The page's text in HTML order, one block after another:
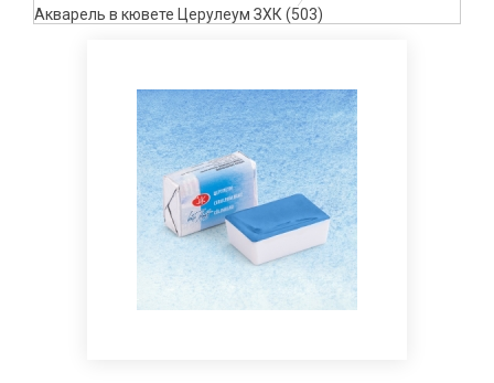
Акварель в кювете Церулеум ЗХК (503)